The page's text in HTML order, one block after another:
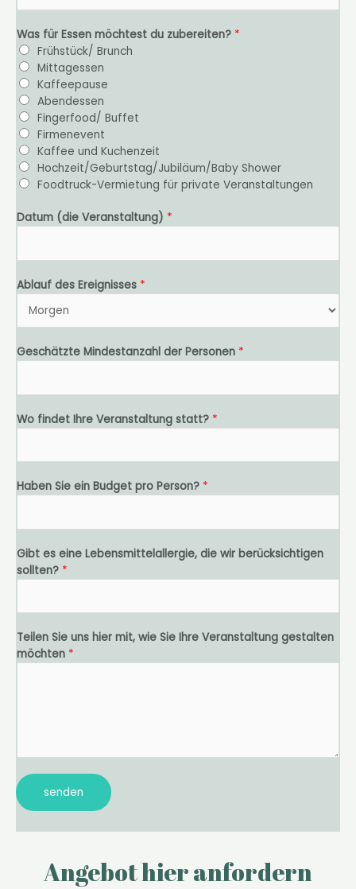
-
A
d
r
e
s
s
e
*
e
f
o
n
n
u
m
m
e
r
Was für Essen möchtest du zubereiten? *
Frühstück/ Brunch
Mittagessen
Kaffeepause
Abendessen
Fingerfood/ Buffet
Firmenevent
Kaffee und Kuchenzeit
Hochzeit/Geburtstag/Jubiläum/Baby Shower
Foodtruck-Vermietung für private Veranstaltungen
Datum (die Veranstaltung) *
Ablauf des Ereignisses *
Geschätzte Mindestanzahl der Personen *
Wo findet Ihre Veranstaltung statt? *
Haben Sie ein Budget pro Person? *
Gibt es eine Lebensmittelallergie, die wir berücksichtigen
sollten? *
Teilen Sie uns hier mit, wie Sie Ihre Veranstaltung gestalten
möchten *
senden
Angebot hier anfordern